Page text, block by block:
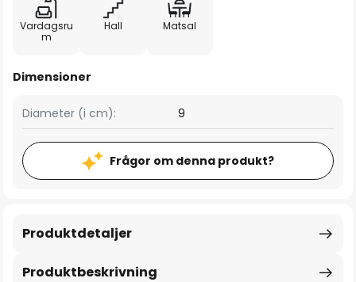
Vardagsru
m
Hall Matsal
Dimensioner
Diameter (i cm): 9
Frågor om denna produkt?
Produktbeskrivning
Produktdetaljer